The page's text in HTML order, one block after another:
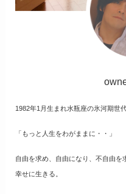
1982年1月生まれ水瓶座の氷河期世代
「もっと人生をわがままに・・」
自由を求め、自由になり、不自由を
幸せに生きる。